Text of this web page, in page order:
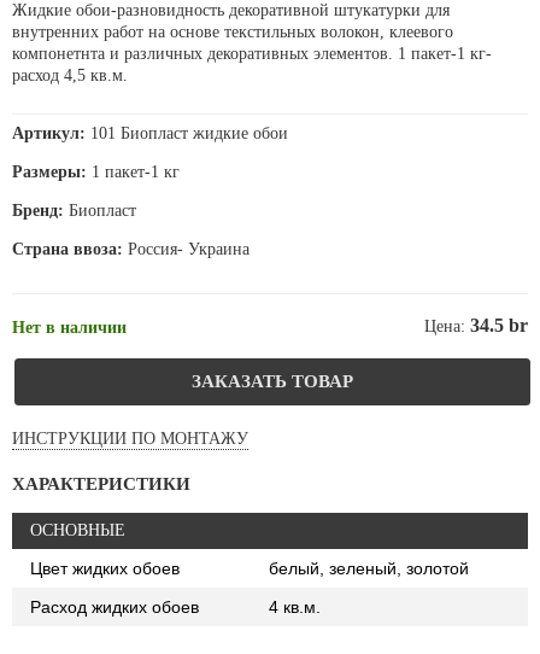
Жидкие обои-разновидность декоративной штукатурки для
внутренних работ на основе текстильных волокон, клеевого
компонетнта и различных декоративных элементов. 1 пакет-1 кг-
расход 4,5 кв.м.
Артикул: 101 Биопласт жидкие обои
Размеры: 1 пакет-1 кг
Бренд: Биопласт
Страна ввоза: Россия- Украина
Нет в наличии Цена: 34.5 br
ЗАКАЗАТЬ ТОВАР
ИНСТРУКЦИИ ПО МОНТАЖУ
ХАРАКТЕРИСТИКИ
ОСНОВНЫЕ
Цвет жидких обоев
белый, зеленый, золотой
Расход жидких обоев
4 кв.м.